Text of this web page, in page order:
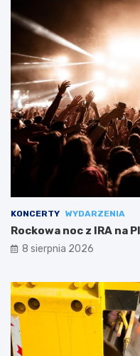
KONCERTY WYDARZENIA
Rockowa noc z IRA na
8 sierpnia 2026